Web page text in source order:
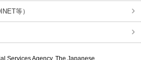
等）
Services Agency, The Japanese